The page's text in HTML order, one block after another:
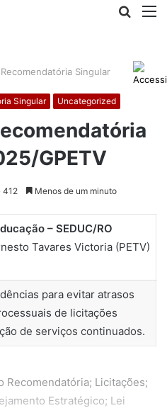
Singular
Singular Uncategorized
GPETV
412 Menos de um minuto
– SEDUC/RO
Tavares Victoria (PETV)
para evitar atrasos
de licitações
de serviços continuados.
Recomendatória; Licitações;
Estratégico; Lei